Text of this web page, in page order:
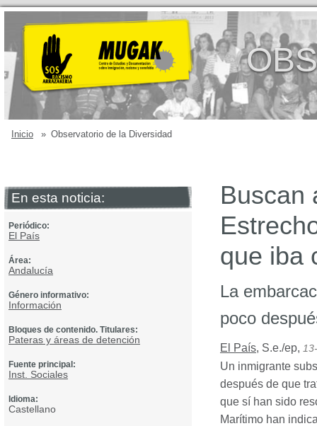
Inicio » Observatorio de la Diversidad
En esta noticia:
Periódico:
El País
Área:
Andalucía
Género informativo:
Información
Bloques de contenido. Titulares:
Pateras y áreas de detención
Fuente principal:
Inst. Sociales
Idioma:
Castellano
Buscan
que iba
La
poco
El País, S.e./ep,
Un inmigrante
después de que
que sí han sido
Marítimo han